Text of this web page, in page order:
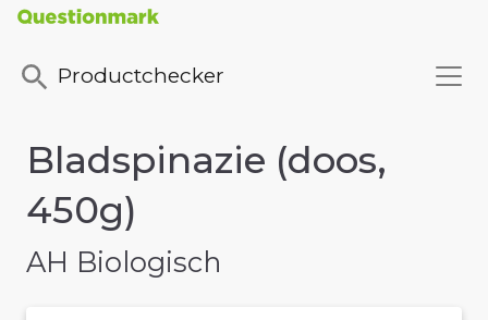
Productchecker
Bladspinazie (doos,
450g)
AH Biologisch